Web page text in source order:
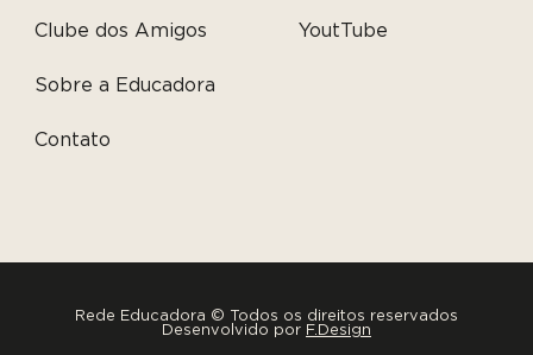
Clube dos Amigos
Sobre a Educadora
Contato
YoutTube
Rede Educadora © Todos os direitos reservados
Desenvolvido por F.Design